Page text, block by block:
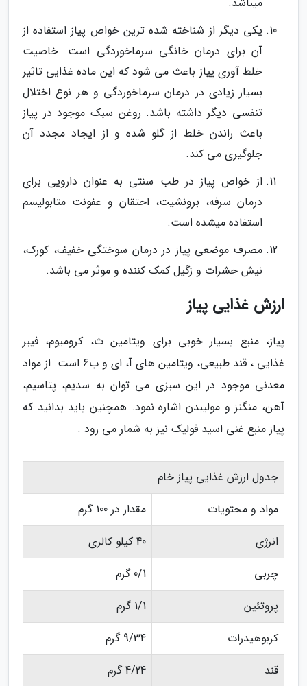
یکی دیگر از شناخته شده ترین خواص پیاز استفاده از
آن برای درمان خانگی سرماخوردگی است. خاصیت
خلط آوری پیاز باعث می شود که این ماده غذایی تاثیر
بسیار زیادی در درمان سرماخوردگی و هر نوع اختلال
تنفسی دیگر داشته باشد. روغن سبک موجود در پیاز
باعث راندن خلط از گلو شده و از ایجاد مجدد آن
جلوگیری می کند.
از خواص پیاز در طب سنتی به عنوان دارویی برای
درمان سرفه، برونشیت، احتقان و عفونت متابولیسم
استفاده میشده است.
مصرف موضعی پیاز در درمان سوختگی خفیف، کورک،
نیش حشرات و زگیل کمک کننده و موثر می باشد.
ارزش غذایی پیاز
پیاز، منبع بسیار خوبی برای ویتامین ث، کرومیوم، فیبر
غذایی ، قند طبیعی، ویتامین های آ، ای و ب6 است. از مواد
معدنی موجود در این سبزی می توان به سدیم، پتاسیم،
آهن، منگنز و مولیبدن اشاره نمود. همچنین باید بدانید که
پیاز منبع غنی اسید فولیک نیز به شمار می رود .
جدول ارزش غذایی پیاز خام
مواد و محتویات
مقدار در 100 گرم
انرژی
40 کیلو کالری
چربی
0/1 گرم
پروتئین
1/1 گرم
کربوهیدرات
9/34 گرم
قند
4/24 گرم